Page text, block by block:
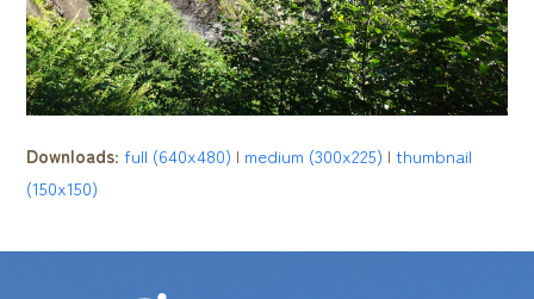
Downloads:full (640x480) | medium (300x225) |thumbnail
(150x150)